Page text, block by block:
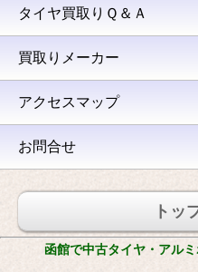
タイヤ買取りＱ＆Ａ
買取りメーカー
アクセスマップ
お問合せ
トッ
函館で中古タイヤ・アル